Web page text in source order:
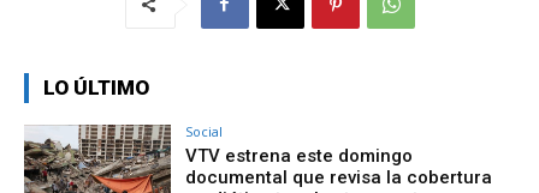
LO ÚLTIMO
Social
VTV estrena este domingo
documental que revisa la cobertura